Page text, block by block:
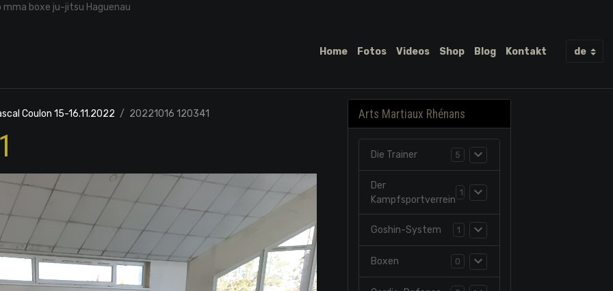
boxe ju-jitsu Haguenau
Home Fotos Videos Shop Blog Kontakt
Coulon 15-16.11.2022 20221016 120341 Arts Martiaux Rhénans
Die Trainer 5
Der
Kampfsportverrein
Goshin-System 1
Boxen 0